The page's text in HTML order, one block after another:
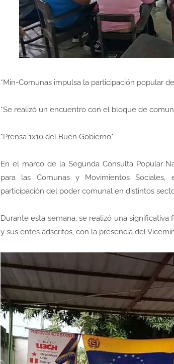
*Min-Comunas impulsa la participación popular
*Se realizó un encuentro con el bloque de
*Prensa 1x10 del Buen Gobierno*
En el marco de la Segunda Consulta Popular
para las Comunas y Movimientos
participación del poder comunal en distintos
Durante esta semana, se realizó una
y sus entes adscritos, con la presencia del